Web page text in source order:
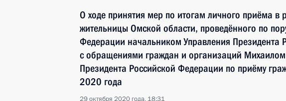
О ходе принятия мер по итогам личного приёма в
жительницы Омской области, проведённого по
Федерации начальником Управления Президента
с обращениями граждан и организаций
Президента Российской Федерации по приёму
2020 года
29 октября 2020 года, 18:31